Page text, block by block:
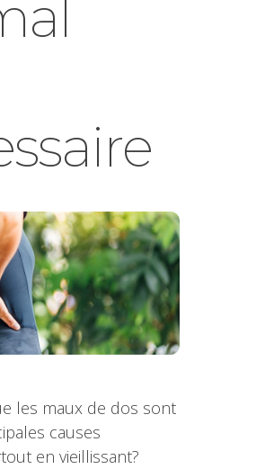
les maux de dos sont
causes
en vieillissant?